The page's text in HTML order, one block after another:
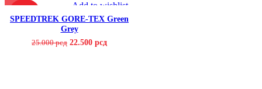
Add to wishlist
SPEEDTREK GORE-TEX Green
Grey
25.000рсд 22.500 рсд